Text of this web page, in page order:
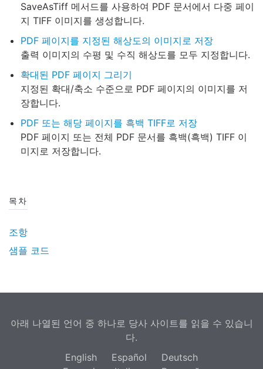
SaveAsTiff 메서드를 사용하여 PDF 문서에서 다중 페이
지 TIFF 이미지를 생성합니다.
PDF 페이지를 지정된 해상도의 이미지로 저장
출력 이미지의 수평 및 수직 해상도를 모두 지정합니다.
확대된 PDF 페이지 그리기
지정된 확대/축소 수준으로 PDF 페이지의 이미지를 저
장합니다.
PDF 또는 해당 페이지를 흑백 TIFF로 저장
PDF 페이지 또는 전체 PDF 문서를 흑백(흑백) TIFF 이
미지로 저장합니다.
목차
조항
샘플 코드
아래 나열된 언어 중 하나로 당사 사이트를 읽을 수 있습니
다.
English
Español
Deutsch